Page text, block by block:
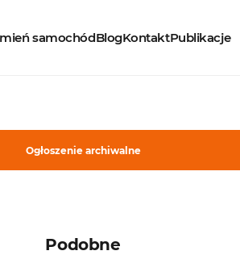
samochódBlogKontaktPublikacje
Ogłoszenie archiwalne
Podobne